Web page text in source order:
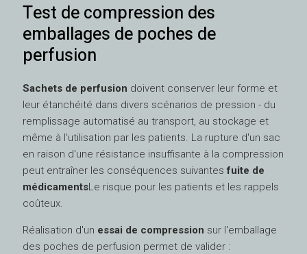
Test de compression des
emballages de poches de
perfusion
Sachets de perfusion doivent conserver leur forme et
leur étanchéité dans divers scénarios de pression - du
remplissage automatisé au transport, au stockage et
même à l'utilisation par les patients. La rupture d'un sac
en raison d'une résistance insuffisante à la compression
peut entraîner les conséquences suivantesfuite de
médicamentsLe risque pour les patients et les rappels
coûteux.
Réalisation d'un essai de compression sur l'emballage
des poches de perfusion permet de valider :